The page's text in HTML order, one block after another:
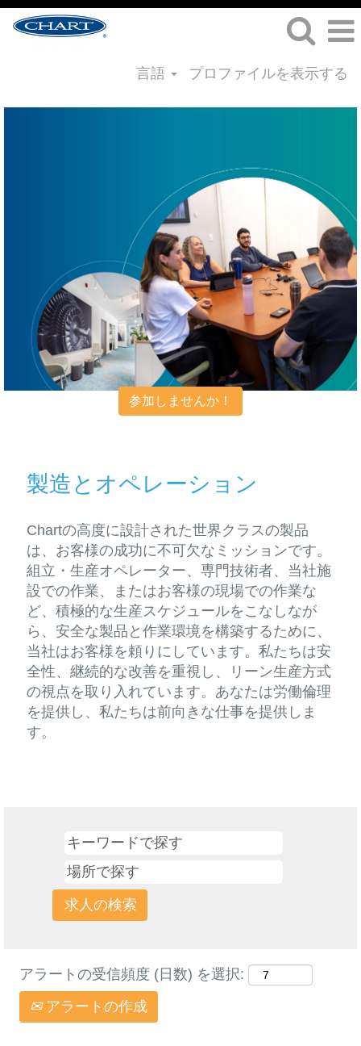
言語 プロファイルを表示する
造・
参加しませんか！
製造とオペレーション
Chartの高度に設計された世界クラスの製品
は、お客様の成功に不可欠なミッションです。
組立・生産オペレーター、専門技術者、当社施
設での作業、またはお客様の現場での作業な
ど、積極的な生産スケジュールをこなしなが
ら、安全な製品と作業環境を構築するために、
当社はお客様を頼りにしています。私たちは安
全性、継続的な改善を重視し、リーン生産方式
の視点を取り入れています。あなたは労働倫理
を提供し、私たちは前向きな仕事を提供しま
す。
アラートの受信頻度 (日数) を選択:
アラートの作成